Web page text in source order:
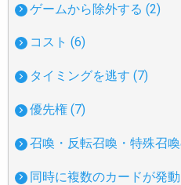
ゲームから除外する (2)
コスト (6)
タイミングを逃す (7)
優先権 (7)
召喚・反転召喚・特殊召
同時に複数のカードが発